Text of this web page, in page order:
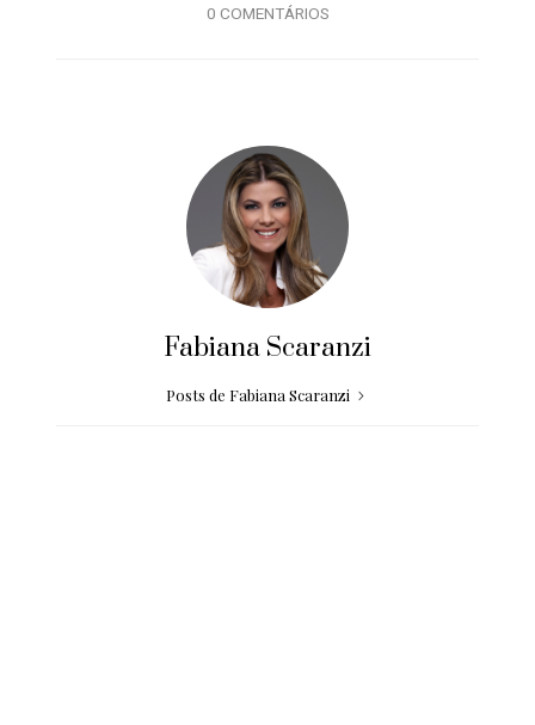
0 COMENTÁRIOS
Fabiana Scaranzi
Posts de Fabiana Scaranzi